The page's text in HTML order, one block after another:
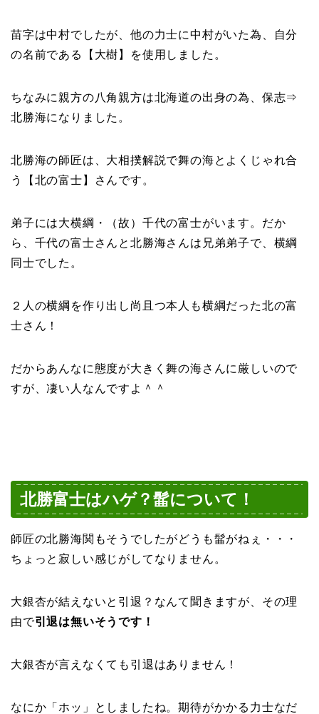
苗字は中村でしたが、他の力士に中村がいた為、自分
の名前である【大樹】を使用しました。
ちなみに親方の八角親方は北海道の出身の為、保志⇒
北勝海になりました。
北勝海の師匠は、大相撲解説で舞の海とよくじゃれ合
う【北の富士】さんです。
弟子には大横綱・（故）千代の富士がいます。だか
ら、千代の富士さんと北勝海さんは兄弟弟子で、横綱
同士でした。
２人の横綱を作り出し尚且つ本人も横綱だった北の富
士さん！
だからあんなに態度が大きく舞の海さんに厳しいので
すが、凄い人なんですよ＾＾
北勝富士はハゲ？髷について！
師匠の北勝海関もそうでしたがどうも髷がねぇ・・・
ちょっと寂しい感じがしてなりません。
大銀杏が結えないと引退？なんて聞きますが、その理
由で引退は無いそうです！
大銀杏が言えなくても引退はありません！
なにか「ホッ」としましたね。期待がかかる力士なだ